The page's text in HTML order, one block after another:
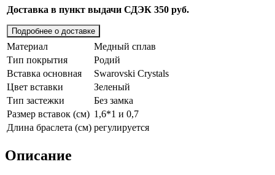
Доставка в пункт выдачи СДЭК 350 руб.
Подробнее о доставке
Материал
Медный сплав
Тип покрытия
Родий
Вставка основная
Swarovski Crystals
Цвет вставки
Зеленый
Тип застежки
Без замка
Размер вставок (см) 1,6*1 и 0,7
Длина браслета (см) регулируется
Описание